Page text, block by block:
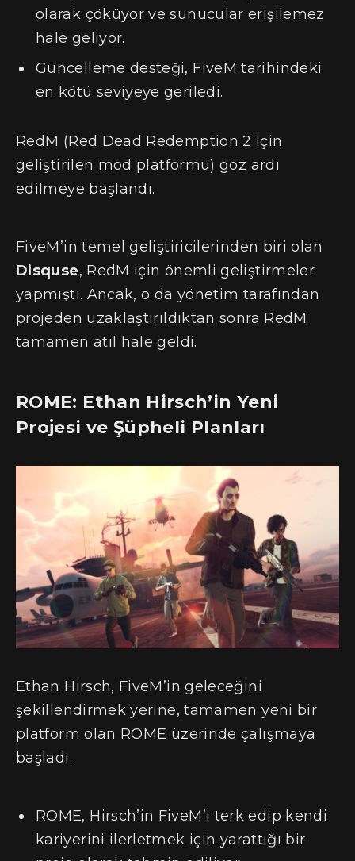
olarak çöküyor ve sunucular erişilemez
hale geliyor.
Güncelleme desteği, FiveM tarihindeki
en kötü seviyeye geriledi.
RedM (Red Dead Redemption 2 için
geliştirilen mod platformu) göz ardı
edilmeye başlandı.
FiveM’in temel geliştiricilerinden biri olan
Disquse, RedM için önemli geliştirmeler
yapmıştı. Ancak, o da yönetim tarafından
projeden uzaklaştırıldıktan sonra RedM
tamamen atıl hale geldi.
ROME: Ethan Hirsch’in Yeni
Projesi ve Şüpheli Planları
Ethan Hirsch, FiveM’in geleceğini
şekillendirmek yerine, tamamen yeni bir
platform olan ROME üzerinde çalışmaya
başladı.
ROME, Hirsch’in FiveM’i terk edip kendi
kariyerini ilerletmek için yarattığı bir